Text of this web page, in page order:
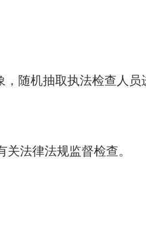
随机抽取执法检查人员
法律法规监督检查。